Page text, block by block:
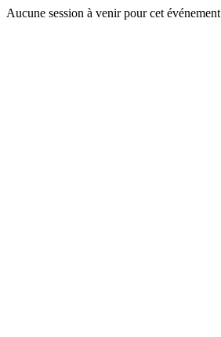
Aucune session à venir pour cet événement